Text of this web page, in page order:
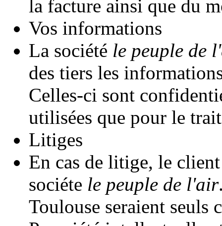
la facture ainsi que du
Vos informations
La société le peuple de
des tiers les
Celles-ci sont
utilisées que pour le
Litiges
En cas de litige, le
sociéte le peuple de l'air
Toulouse seraient seuls